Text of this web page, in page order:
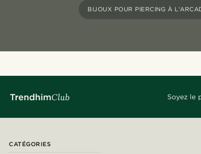
BIJOUX POUR PIERCING À
Soyez le
CATÉGORIES